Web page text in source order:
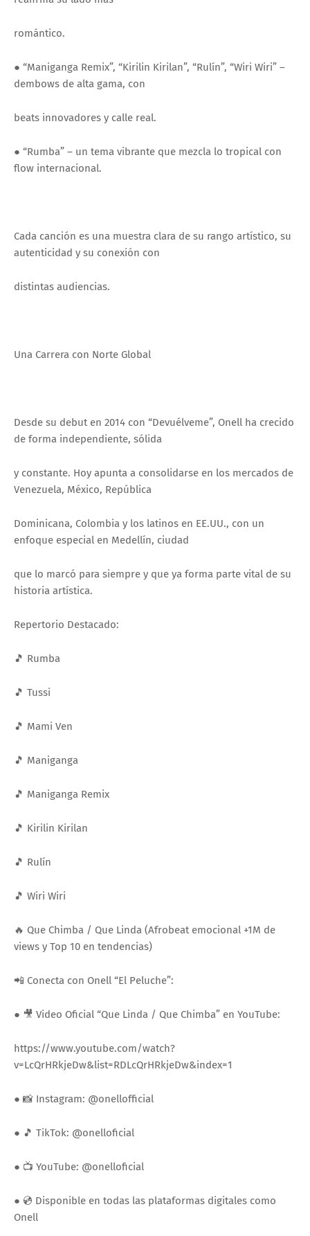
romántico.
● “Maniganga Remix”, “Kirilin Kirilan”, “Rulín”, “Wiri Wiri” –
dembows de alta gama, con
beats innovadores y calle real.
● “Rumba” – un tema vibrante que mezcla lo tropical con
flow internacional.
Cada canción es una muestra clara de su rango artístico, su
autenticidad y su conexión con
distintas audiencias.
Una Carrera con Norte Global
Desde su debut en 2014 con “Devuélveme”, Onell ha crecido
de forma independiente, sólida
y constante. Hoy apunta a consolidarse en los mercados de
Venezuela, México, República
Dominicana, Colombia y los latinos en EE.UU., con un
enfoque especial en Medellín, ciudad
que lo marcó para siempre y que ya forma parte vital de su
historia artística.
Repertorio Destacado:
🎵 Rumba
🎵 Tussi
🎵 Mami Ven
🎵 Maniganga
🎵 Maniganga Remix
🎵 Kirilin Kirilan
🎵 Rulín
🎵 Wiri Wiri
🔥 Que Chimba / Que Linda (Afrobeat emocional +1M de
views y Top 10 en tendencias)
📲 Conecta con Onell “El Peluche”:
● 🎥 Video Oficial “Que Linda / Que Chimba” en YouTube:
https://www.youtube.com/watch?
v=LcQrHRkjeDw&list=RDLcQrHRkjeDw&index=1
● 📸 Instagram: @onellofficial
● 🎵 TikTok: @onelloficial
● 📺 YouTube: @onelloficial
● 💿 Disponible en todas las plataformas digitales como
Onell